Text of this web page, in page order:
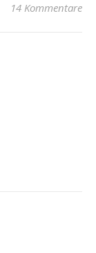
14 Kommentare